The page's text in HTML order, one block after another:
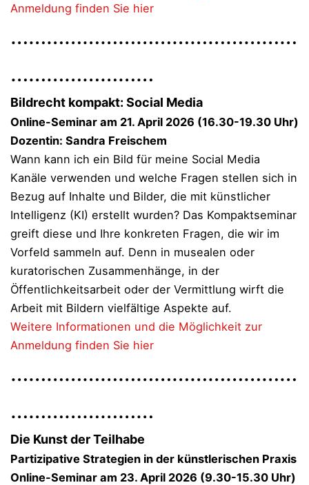
Anmeldung finden Sie hier
…………………………………………
……………………
Bildrecht kompakt: Social Media
Online-Seminar am 21. April 2026 (16.30-19.30 Uhr)
Dozentin: Sandra Freischem
Wann kann ich ein Bild für meine Social Media
Kanäle verwenden und welche Fragen stellen sich in
Bezug auf Inhalte und Bilder, die mit künstlicher
Intelligenz (KI) erstellt wurden? Das Kompaktseminar
greift diese und Ihre konkreten Fragen, die wir im
Vorfeld sammeln auf. Denn in musealen oder
kuratorischen Zusammenhänge, in der
Öffentlichkeitsarbeit oder der Vermittlung wirft die
Arbeit mit Bildern vielfältige Aspekte auf.
Weitere Informationen und die Möglichkeit zur
Anmeldung finden Sie hier
…………………………………………
……………………
Die Kunst der Teilhabe
Partizipative Strategien in der künstlerischen Praxis
Online-Seminar am 23. April 2026 (9.30-15.30 Uhr)